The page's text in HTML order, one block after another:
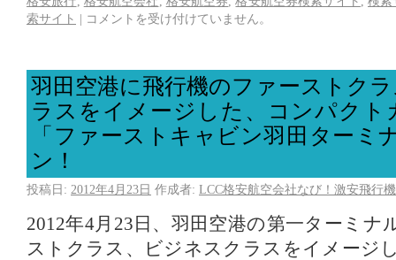
索サイト | コメントを受け付けていません。
羽田空港に飛行機のファーストク
ラスをイメージした、コンパクト
「ファーストキャビン羽田ターミ
ン！
投稿日: 2012年4月23日 作成者: LCC格安航空会社なび！激安飛行
2012年4月23日、羽田空港の第一ターミナ
ストクラス、ビジネスクラスをイメージ